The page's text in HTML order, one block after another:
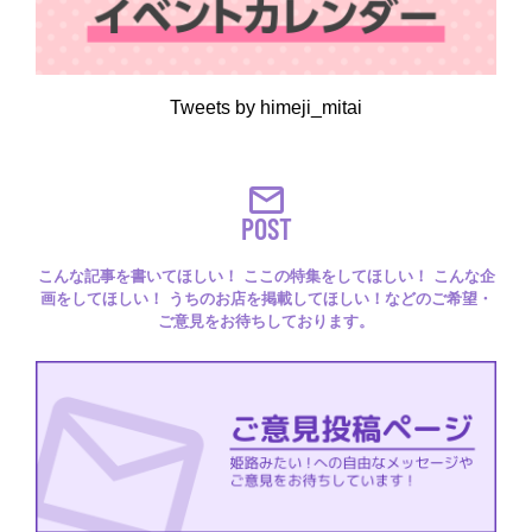
Tweets by himeji_mitai
POST
こんな記事を書いてほしい！ ここの特集をしてほしい！ こんな企
画をしてほしい！ うちのお店を掲載してほしい！などのご希望・
ご意見をお待ちしております。